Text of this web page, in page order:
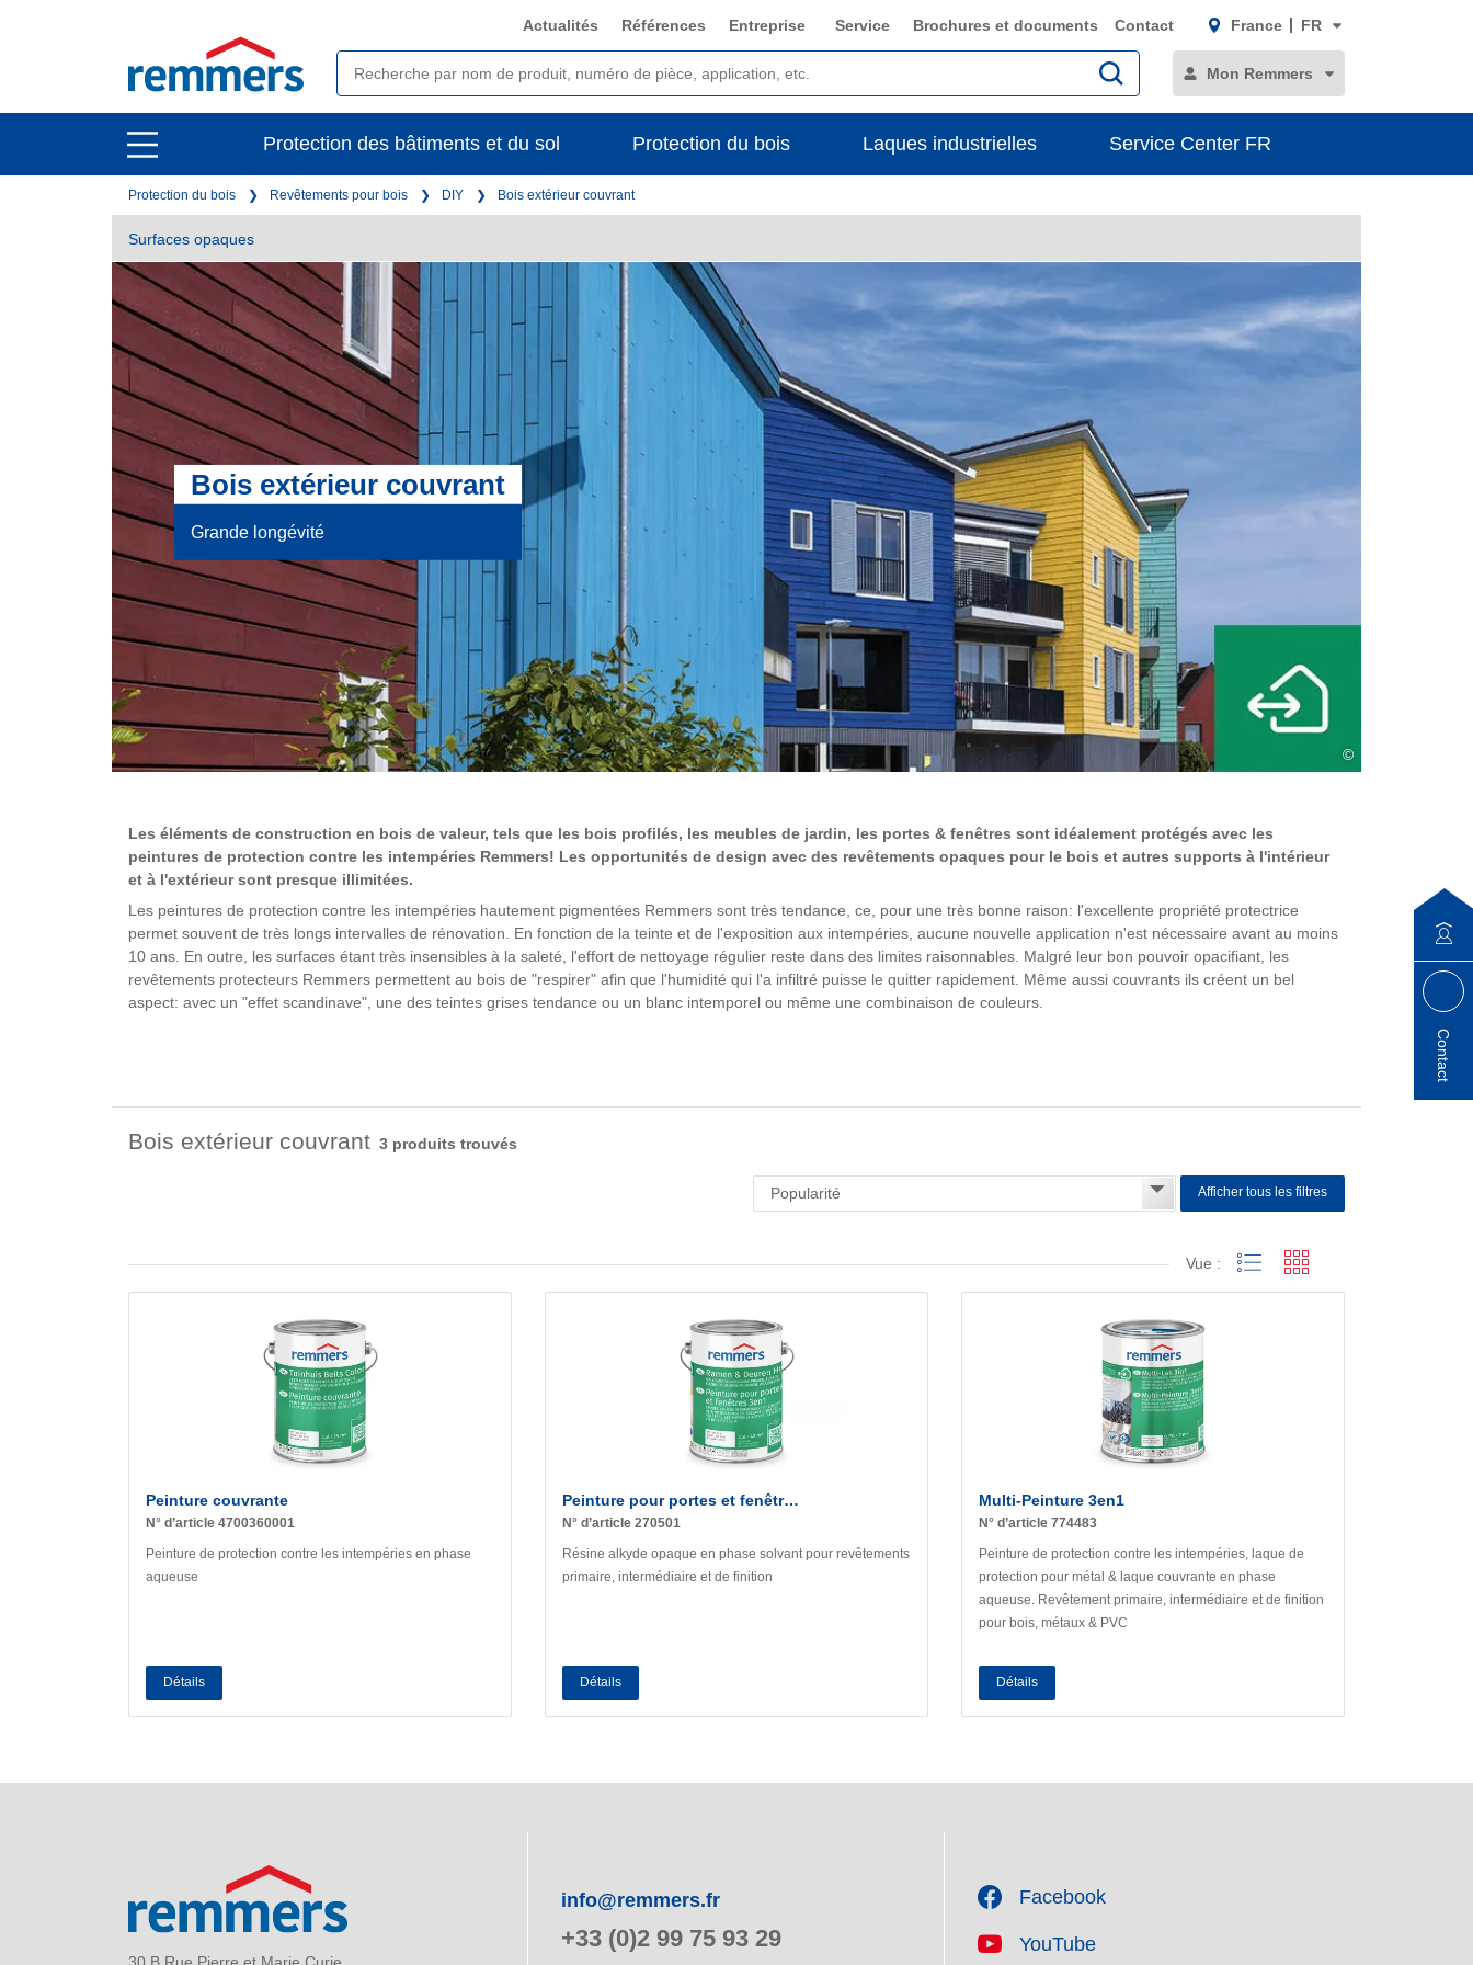
open
main
navigation
Actualités Références Entreprise Service Brochures et documents Contact France FR
Mon Remmers
open
main
navigation
Protection des bâtiments et du sol Protection du bois Laques industrielles Service Center FR
Protection du bois Revêtements pour bois DIY Bois extérieur couvrant
Surfaces opaques
©
Bois extérieur couvrant
Grande longévité
Les éléments de construction en bois de valeur, tels que les bois profilés, les meubles de jardin, les portes & fenêtres sont idéalement protégés avec les
peintures de protection contre les intempéries Remmers! Les opportunités de design avec des revêtements opaques pour le bois et autres supports à l'intérieur
et à l'extérieur sont presque illimitées.
Les peintures de protection contre les intempéries hautement pigmentées Remmers sont très tendance, ce, pour une très bonne raison: l'excellente propriété protectrice
permet souvent de très longs intervalles de rénovation. En fonction de la teinte et de l'exposition aux intempéries, aucune nouvelle application n'est nécessaire avant au moins
10 ans. En outre, les surfaces étant très insensibles à la saleté, l'effort de nettoyage régulier reste dans des limites raisonnables. Malgré leur bon pouvoir opacifiant, les
revêtements protecteurs Remmers permettent au bois de "respirer" afin que l'humidité qui l'a infiltré puisse le quitter rapidement. Même aussi couvrants ils créent un bel
aspect: avec un "effet scandinave", une des teintes grises tendance ou un blanc intemporel ou même une combinaison de couleurs.
Bois extérieur couvrant 3 produits trouvés
Afficher tous les filtres
Vue :
Peinture couvrante
N° d’article 4700360001
Peinture de protection contre les intempéries en phase
aqueuse
Détails
Peinture pour portes et fenêtr…
N° d’article 270501
Résine alkyde opaque en phase solvant pour revêtements
primaire, intermédiaire et de finition
Détails
Multi-Peinture 3en1
N° d’article 774483
Peinture de protection contre les intempéries, laque de
protection pour métal & laque couvrante en phase
aqueuse. Revêtement primaire, intermédiaire et de finition
pour bois, métaux & PVC
Détails
info@remmers.fr
+33 (0)2 99 75 93 29
Facebook
YouTube
Contact